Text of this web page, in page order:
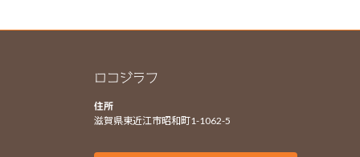
ロコジラフ
住所
滋賀県東近江市昭和町1-1062-5